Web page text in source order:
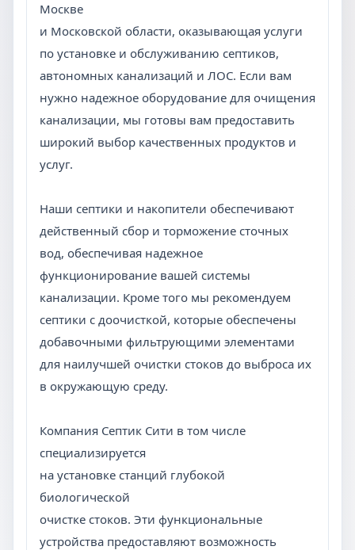
Москве
и Московской области, оказывающая услуги
по установке и обслуживанию септиков,
автономных канализаций и ЛОС. Если вам
нужно надежное оборудование для очищения
канализации, мы готовы вам предоставить
широкий выбор качественных продуктов и
услуг.
Наши септики и накопители обеспечивают
действенный сбор и торможение сточных
вод, обеспечивая надежное
функционирование вашей системы
канализации. Кроме того мы рекомендуем
септики с доочисткой, которые обеспечены
добавочными фильтрующими элементами
для наилучшей очистки стоков до выброса их
в окружающую среду.
Компания Септик Сити в том числе
специализируется
на установке станций глубокой
биологической
очистке стоков. Эти функциональные
устройства предоставляют возможность